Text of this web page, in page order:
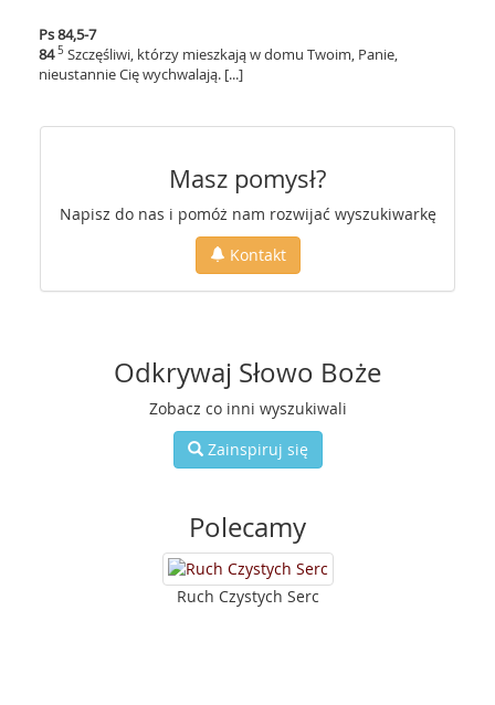
Ps 84,5-7
84 5 Szczęśliwi, którzy mieszkają w domu Twoim, Panie,
nieustannie Cię wychwalają. [...]
Masz pomysł?
Napisz do nas i pomóż nam rozwijać wyszukiwarkę
Kontakt
Odkrywaj Słowo Boże
Zobacz co inni wyszukiwali
Zainspiruj się
Polecamy
Ruch Czystych Serc